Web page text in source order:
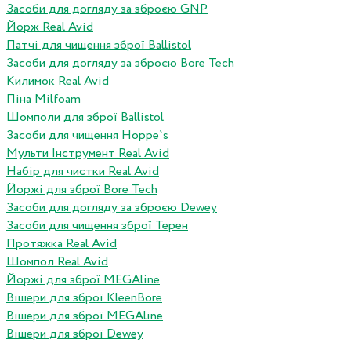
Засоби для догляду за зброєю GNP
Йорж Real Avid
Патчі для чищення зброї Ballistol
Засоби для догляду за зброєю Bore Tech
Килимок Real Avid
Піна Milfoam
Шомполи для зброї Ballistol
Засоби для чищення Hoppe`s
Мульти Інструмент Real Avid
Набір для чистки Real Avid
Йоржі для зброї Bore Tech
Засоби для догляду за зброєю Dewey
Засоби для чищення зброї Терен
Протяжка Real Avid
Шомпол Real Avid
Йоржі для зброї MEGAline
Вішери для зброї KleenBore
Вішери для зброї MEGAline
Вішери для зброї Dewey